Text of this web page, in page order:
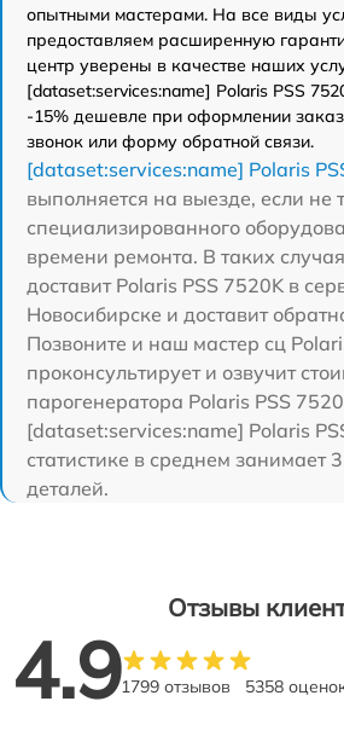
опытными мастерами. На все виды
предоставляем расширенную
центр уверены в качестве наших
[dataset:services:name] Polaris PSS
-15% дешевле при оформлении
звонок или форму обратной связи.
[dataset:services:name] Polaris
выполняется на выезде, если не
специализированного
времени ремонта. В таких
доставит Polaris PSS 7520K в
Новосибирске и доставит
Позвоните и наш мастер сц
проконсультирует и озвучит
парогенератора Polaris PSS
[dataset:services:name] Polaris
статистике в среднем занимает
деталей.
Отзывы
4.91799 отзывов 5358